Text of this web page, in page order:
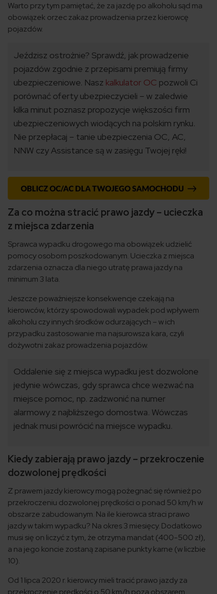
Warto przy tym pamiętać, że za jazdę po alkoholu sąd ma
obowiązek orzec zakaz prowadzenia przez kierowcę
pojazdów.
Jeździsz ostrożnie? Sprawdź, jak prowadzenie
pojazdów zgodnie z przepisami premiują firmy
ubezpieczeniowe. Nasz kalkulator OC pozwoli Ci
porównać oferty ubezpieczycieli – w zaledwie
kilka minut poznasz propozycje większości firm
ubezpieczeniowych wiodących na polskim rynku.
Nie przepłacaj – tanie ubezpieczenia OC, AC,
NNW czy Assistance są w zasięgu Twojej ręki!
Za co można stracić prawo jazdy – ucieczka
z miejsca zdarzenia
Sprawca wypadku drogowego ma obowiązek udzielić
pomocy osobom poszkodowanym. Ucieczka z miejsca
zdarzenia oznacza dla niego utratę prawa jazdy na
minimum 3 lata.
Jeszcze poważniejsze konsekwencje czekają na
kierowców, którzy spowodowali wypadek pod wpływem
alkoholu czy innych środków odurzających – w ich
przypadku zastosowanie ma najsurowsza kara, czyli
dożywotni zakaz prowadzenia pojazdów.
Oddalenie się z miejsca wypadku jest dozwolone
jedynie wówczas, gdy sprawca chce wezwać na
miejsce pomoc, np. zadzwonić na numer
alarmowy z najbliższego domostwa. Wówczas
jednak musi powrócić na miejsce wypadku.
Kiedy zabierają prawo jazdy – przekroczenie
dozwolonej prędkości
Z prawem jazdy kierowcy mogą pożegnać się również po
przekroczeniu dozwolonej prędkości o ponad 50 km/h w
obszarze zabudowanym. Na ile kierowca straci prawo
jazdy w takim wypadku? Na okres 3 miesięcy. Dodatkowo
musi się on liczyć z tym, że otrzyma mandat (400-500 zł),
a na jego koncie zostaną zapisane punkty karne (w liczbie
10).
Od 1 lipca 2020 r. kierowcy mieli tracić prawo jazdy za
przekroczenie prędkości o 50 km/h poza obszarem